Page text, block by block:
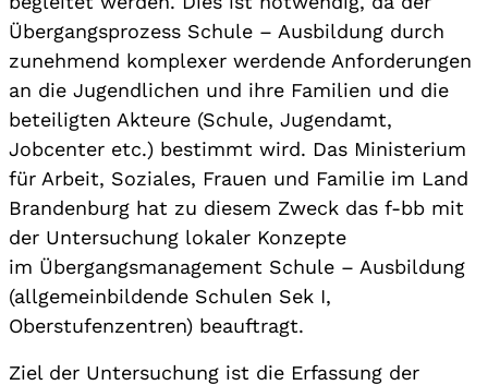
Übergangsprozess Schule – Ausbildung durch
zunehmend komplexer werdende Anforderungen
an die Jugendlichen und ihre Familien und die
beteiligten Akteure (Schule, Jugendamt,
Jobcenter etc.) bestimmt wird. Das Ministerium
für Arbeit, Soziales, Frauen und Familie im Land
Brandenburg hat zu diesem Zweck das f-bb mit
der Untersuchung lokaler Konzepte
im Übergangsmanagement Schule – Ausbildung
(allgemeinbildende Schulen Sek I,
Oberstufenzentren) beauftragt.
Ziel der Untersuchung ist die Erfassung der